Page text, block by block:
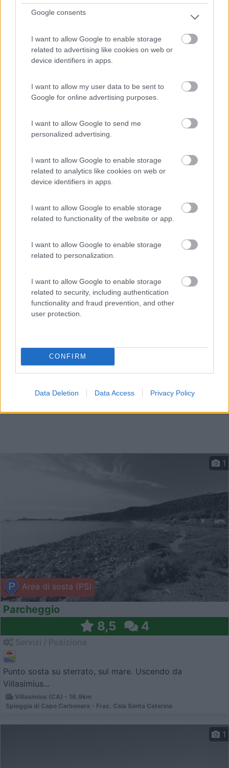
Google consents
I want to allow Google to enable storage
related to advertising like cookies on web or
device identifiers in apps.
I want to allow my user data to be sent to
Google for online advertising purposes.
I want to allow Google to send me
personalized advertising.
I want to allow Google to enable storage
related to analytics like cookies on web or
device identifiers in apps.
I want to allow Google to enable storage
related to functionality of the website or app.
I want to allow Google to enable storage
related to personalization.
I want to allow Google to enable storage
related to security, including authentication
functionality and fraud prevention, and other
user protection.
CONFIRM
Data Deletion Data Access Privacy Policy
Area di sosta (PS)
Parcheggio
4,9 7
Parcheggi liberi lungo la spiaggia di San Giovanni, a rid...
Muravera (CA) - 16.7km
Spiaggia di San Giovanni
Area di sosta (PS)
1
Parcheggio
8,5 4
Punto sosta su sterrato, sul mare. Uscendo da
Villasimius...
Villasimius (CA) - 16.9km
Spiaggia di Capo Carbonara - Fraz. Cala Santa Caterina
1